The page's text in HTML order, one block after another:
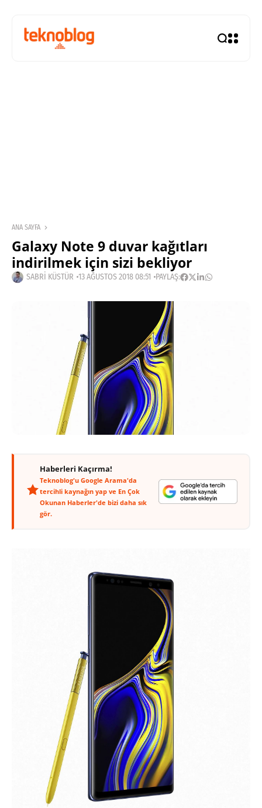
ANA SAYFA
Galaxy Note 9 duvar kağıtları
indirilmek için sizi bekliyor
SABRI KÜSTÜR 13 AĞUSTOS 2018 08:51 PAYLAŞ:
Haberleri Kaçırma!
Teknoblog'u Google Arama'da
tercihli kaynağın yap ve En Çok
Okunan Haberler'de bizi daha sık
gör.